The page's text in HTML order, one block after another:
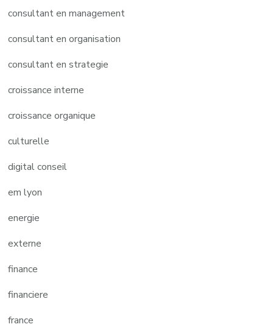
consultant en management
consultant en organisation
consultant en strategie
croissance interne
croissance organique
culturelle
digital conseil
em lyon
energie
externe
finance
financiere
france